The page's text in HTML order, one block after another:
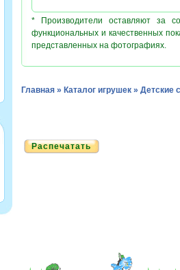
* Производители оставляют за
функциональных и качественных
представленных на фотографиях.
Главная » Каталог игрушек » Детские
Распечатать